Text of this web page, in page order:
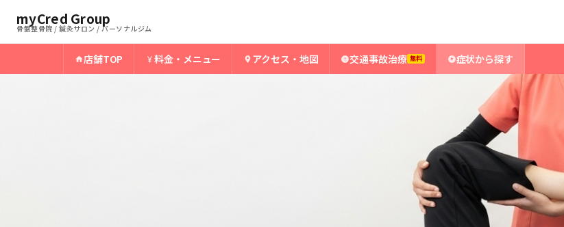
myCred Group
骨盤整骨院 / 鍼灸サロン / パーソナルジム
店舗TOP 料金・メニュー アクセス・地図 交通事故治療 無料 症状から探す
ホーム › 都城骨盤整骨院